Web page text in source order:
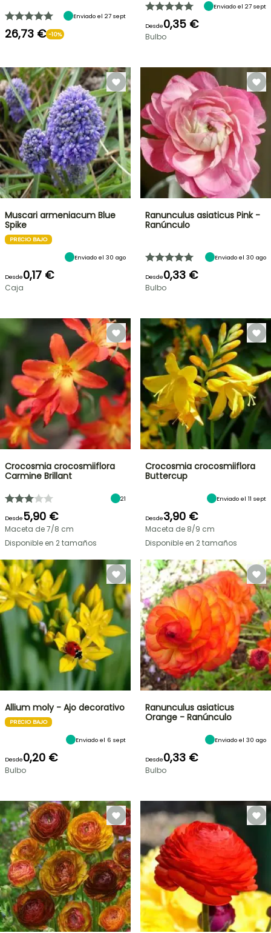
Enviado el 27 sept
26,73 € -10%
Enviado el 27 sept
Desde0,35 €
Bulbo
Muscari armeniacum Blue
Spike
PRECIO BAJO
Enviado el 30 ago
Desde0,17 €
Caja
Ranunculus asiaticus Pink -
Ranúnculo
Enviado el 30 ago
Desde0,33 €
Bulbo
Crocosmia crocosmiiflora
Carmine Brillant
21
Desde5,90 €
Maceta de 7/8 cm
Disponible en 2 tamaños
Crocosmia crocosmiiflora
Buttercup
Enviado el 11 sept
Desde3,90 €
Maceta de 8/9 cm
Disponible en 2 tamaños
Allium moly - Ajo decorativo
PRECIO BAJO
Enviado el 6 sept
Desde0,20 €
Bulbo
Ranunculus asiaticus
Orange - Ranúnculo
Enviado el 30 ago
Desde0,33 €
Bulbo